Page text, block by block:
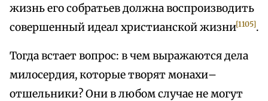
жизнь его собратьев должна воспроизводить
совершенный идеал христианской жизни[1105].
Тогда встает вопрос: в чем выражаются дела
милосердия, которые творят монахи–
отшельники? Они в любом случае не могут